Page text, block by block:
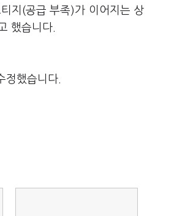
지(공급 부족)가 이어지는 상
했습니다.
정했습니다.